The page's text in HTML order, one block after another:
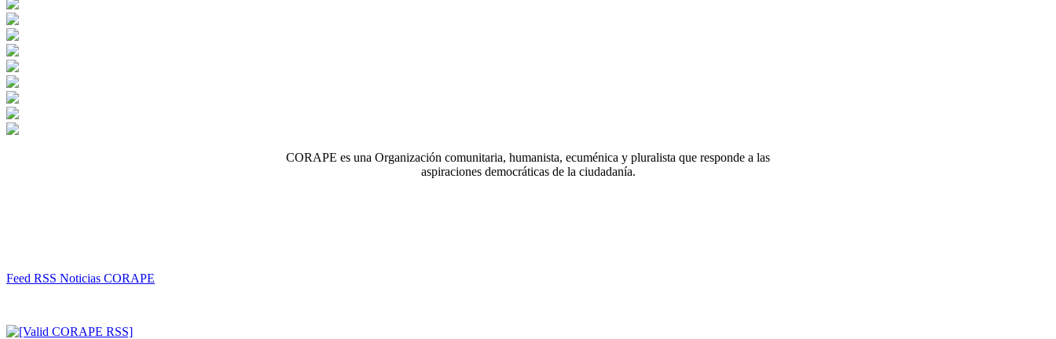
CORAPE es una Organización comunitaria, humanista, ecuménica y pluralista que responde a las
aspiraciones democráticas de la ciudadanía.
Feed RSS Noticias CORAPE